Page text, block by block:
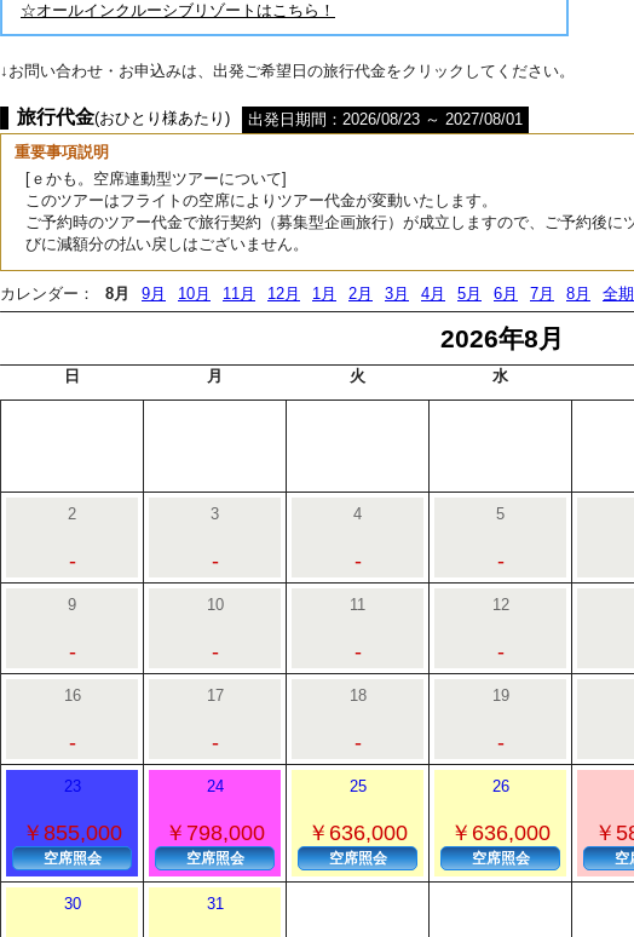
☆オールインクルーシブリゾートはこちら！
↓お問い合わせ・お申込みは、出発ご希望日の旅行代金をクリックしてください。
旅行代金(おひとり様あたり)
出発日期間：2026/08/23 ～ 2027/08/01
重要事項説明
[ｅかも。空席連動型ツアーについて]
このツアーはフライトの空席によりツアー代金が変動いたします。
ご予約時のツアー代金で旅行契約（募集型企画旅行）が成立しますので、ご予約後に
びに減額分の払い戻しはございません。
カレンダー： 8月 9月 10月 11月 12月 1月 2月 3月 4月 5月 6月 7月 8月 全
2026年8月
日 月 火 水
2
-
3
-
4
-
5
-
9
-
10
-
11
-
12
-
16
-
17
-
18
-
19
-
23
￥855,000
空席照会
24
￥798,000
空席照会
25
￥636,000
空席照会
26
￥636,000
空席照会
￥
空
30 31